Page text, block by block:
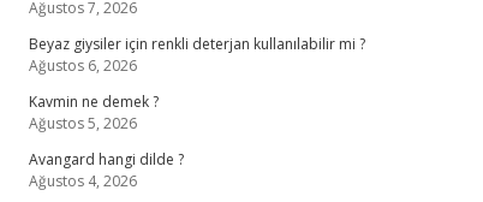
Ağustos 7, 2026
Beyaz giysiler için renkli deterjan kullanılabilir mi ?
Ağustos 6, 2026
Kavmin ne demek ?
Ağustos 5, 2026
Avangard hangi dilde ?
Ağustos 4, 2026